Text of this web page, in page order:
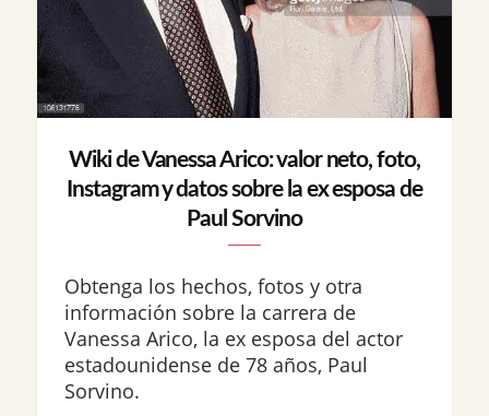
Wiki de Vanessa Arico: valor neto, foto,
Instagram y datos sobre la ex esposa de
Paul Sorvino
Obtenga los hechos, fotos y otra
información sobre la carrera de
Vanessa Arico, la ex esposa del actor
estadounidense de 78 años, Paul
Sorvino.